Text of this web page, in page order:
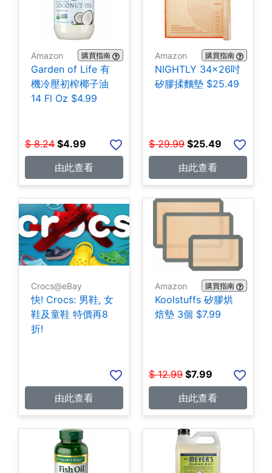
Amazon 購買指南
Garden of Life 有
機冷壓初榨椰子油
14 Fl Oz $4.99
$ 8.24 $4.99
由此查看
Amazon 購買指南
NIGHTLY 34x26吋
矽膠揉麵墊 $25.49
$ 29.99 $25.49
由此查看
Crocs@eBay
快! Crocs: 男鞋, 女
鞋及童鞋 特價再8
折!
由此查看
Amazon 購買指南
Koolstuffs 矽膠烘
焙墊 3個 $7.99
$ 12.99 $7.99
由此查看